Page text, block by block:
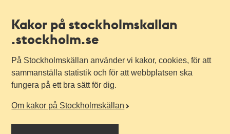
Kakor på stockholmskallan
.stockholm.se
På Stockholmskällan använder vi kakor, cookies, för att
sammanställa statistik och för att webbplatsen ska
fungera på ett bra sätt för dig.
Om kakor på Stockholmskällan